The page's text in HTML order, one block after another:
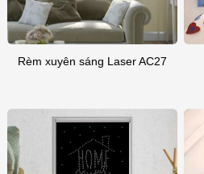
Rèm xuyên sáng Laser AC27